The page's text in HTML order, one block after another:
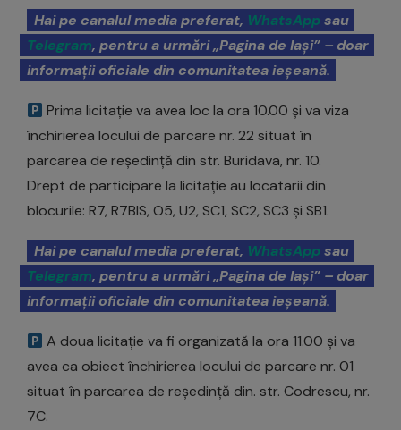
Hai pe canalul media preferat, WhatsAppsau
Telegram, pentru a urmări „Pagina de Iași” – doar
informații oficiale din comunitatea ieșeană.
Prima licitație va avea loc la ora 10.00 și va viza
închirierea locului de parcare nr. 22 situat în
parcarea de reședință din str. Buridava, nr. 10.
Drept de participare la licitație au locatarii din
blocurile: R7, R7BIS, O5, U2, SC1, SC2, SC3 și SB1.
Hai pe canalul media preferat, WhatsAppsau
Telegram, pentru a urmări „Pagina de Iași” – doar
informații oficiale din comunitatea ieșeană.
A doua licitație va fi organizată la ora 11.00 și va
avea ca obiect închirierea locului de parcare nr. 01
situat în parcarea de reședință din. str. Codrescu, nr.
7C.